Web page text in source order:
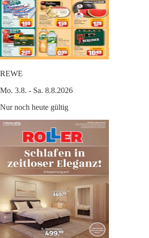
REWE
Mo. 3.8. - Sa. 8.8.2026
Nur noch heute gültig